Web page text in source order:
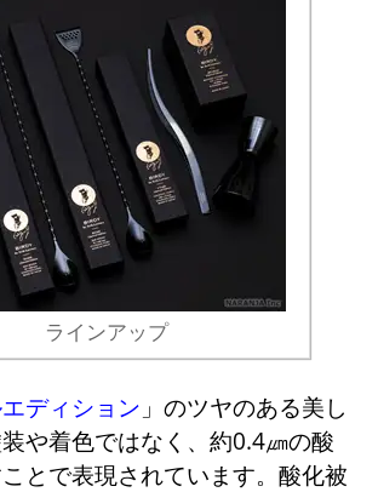
ラインアップ
ディション 」のツヤのある美し
や着色ではなく、約0.4㎛の酸
とで表現されています。酸化被